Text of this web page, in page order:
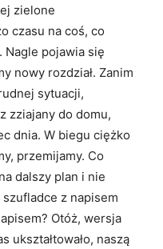
zielone
czasu na coś, co
Nagle pojawia się
nowy rozdział. Zanim
sytuacji,
zziajany do domu,
dnia. W biegu ciężko
przemijamy. Co
dalszy plan i nie
z napisem
Otóż, wersja
ukształtowało, naszą